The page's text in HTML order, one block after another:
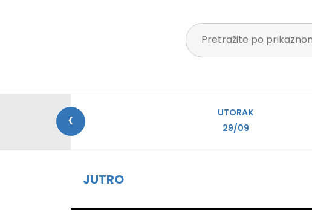
UTORAK
29/09
‹
JUTRO